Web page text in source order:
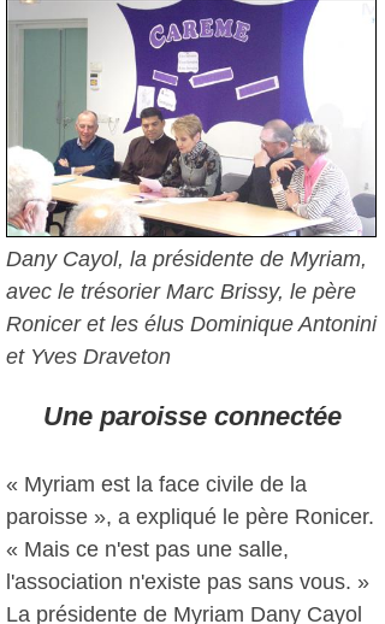
Dany Cayol, la présidente de Myriam,
avec le trésorier Marc Brissy, le père
Ronicer et les élus Dominique Antonini
et Yves Draveton
Une paroisse connectée
« Myriam est la face civile de la
paroisse », a expliqué le père Ronicer.
« Mais ce n'est pas une salle,
l'association n'existe pas sans vous. »
La présidente de Myriam Dany Cayol